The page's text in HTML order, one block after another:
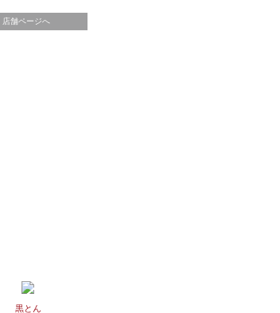
店舗ページへ
黒とん